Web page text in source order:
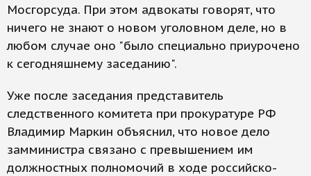
Мосгорсуда. При этом адвокаты говорят, что
ничего не знают о новом уголовном деле, но в
любом случае оно "было специально приурочено
к сегодняшнему заседанию".
Уже после заседания представитель
следственного комитета при прокуратуре РФ
Владимир Маркин объяснил, что новое дело
замминистра связано с превышением им
должностных полномочий в ходе российско-